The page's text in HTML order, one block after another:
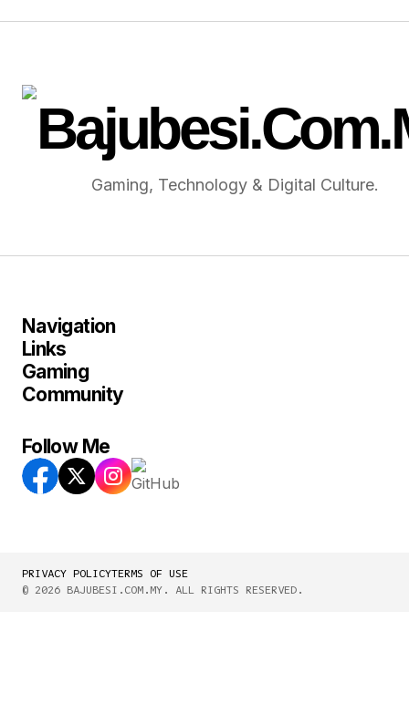
Gaming, Technology & Digital Culture.
Navigation
Links
Gaming
Community
Follow Me
PRIVACY POLICYTERMS OF USE
© 2026 BAJUBESI.COM.MY. ALL RIGHTS RESERVED.